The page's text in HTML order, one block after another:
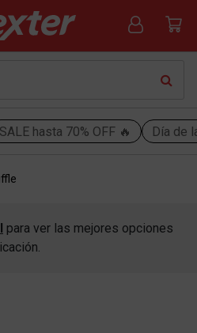
SALE hasta 70% OFF 🔥 Día de
para ver las mejores opciones